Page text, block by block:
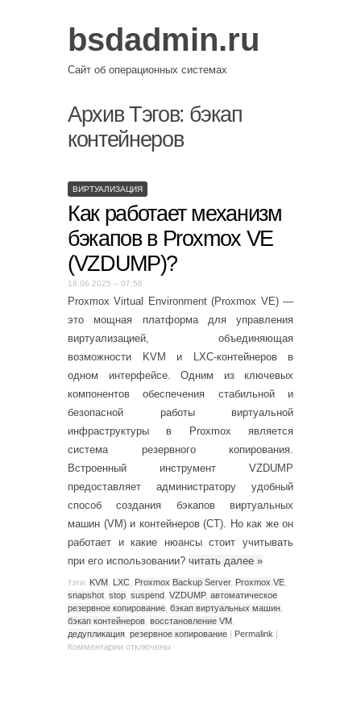
bsdadmin.ru
Сайт об операционных системах
Архив Тэгов: бэкап
контейнеров
ВИРТУАЛИЗАЦИЯ
Как работает механизм
бэкапов в Proxmox VE
(VZDUMP)?
18.06.2025 – 07:56
Proxmox Virtual Environment (Proxmox VE) —
это мощная платформа для управления
виртуализацией, объединяющая
возможности KVM и LXC-контейнеров в
одном интерфейсе. Одним из ключевых
компонентов обеспечения стабильной и
безопасной работы виртуальной
инфраструктуры в Proxmox является
система резервного копирования.
Встроенный инструмент VZDUMP
предоставляет администратору удобный
способ создания бэкапов виртуальных
машин (VM) и контейнеров (CT). Но как же он
работает и какие нюансы стоит учитывать
при его использовании? читать далее »
тэги: KVM LXC Proxmox Backup Server, Proxmox VE
snapshot stop suspend VZDUMP, автоматическое
резервное копирование бэкап виртуальных машин
бэкап контейнеров восстановление VM
дедупликация резервное копирование | Permalink |
Комментарии отключены